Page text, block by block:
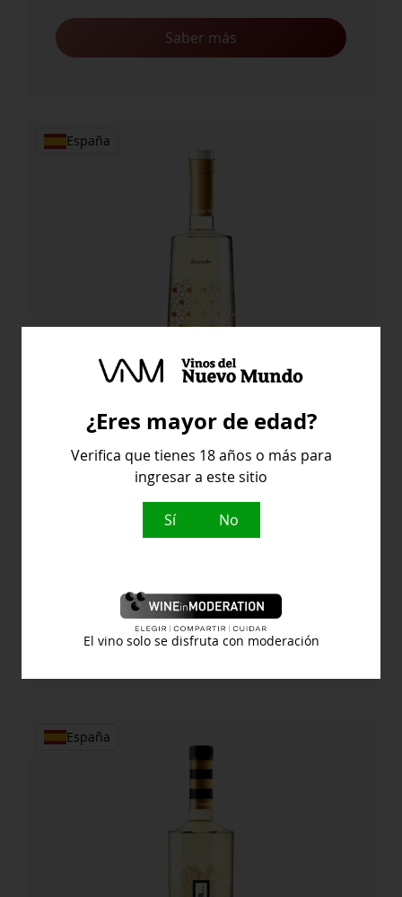
Saber más
España
Habla Duende
Bodegas Habla
Habla
Duende
Comprar
España
¿Eres mayor de edad?
Verifica que tienes 18 años o más para
ingresar a este sitio
Sí No
El vino solo se disfruta con moderación